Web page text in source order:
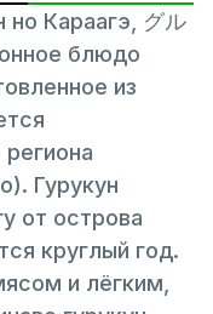
но Караагэ, グル
блюдо
из
Гурукун
от острова
круглый год.
и лёгким,